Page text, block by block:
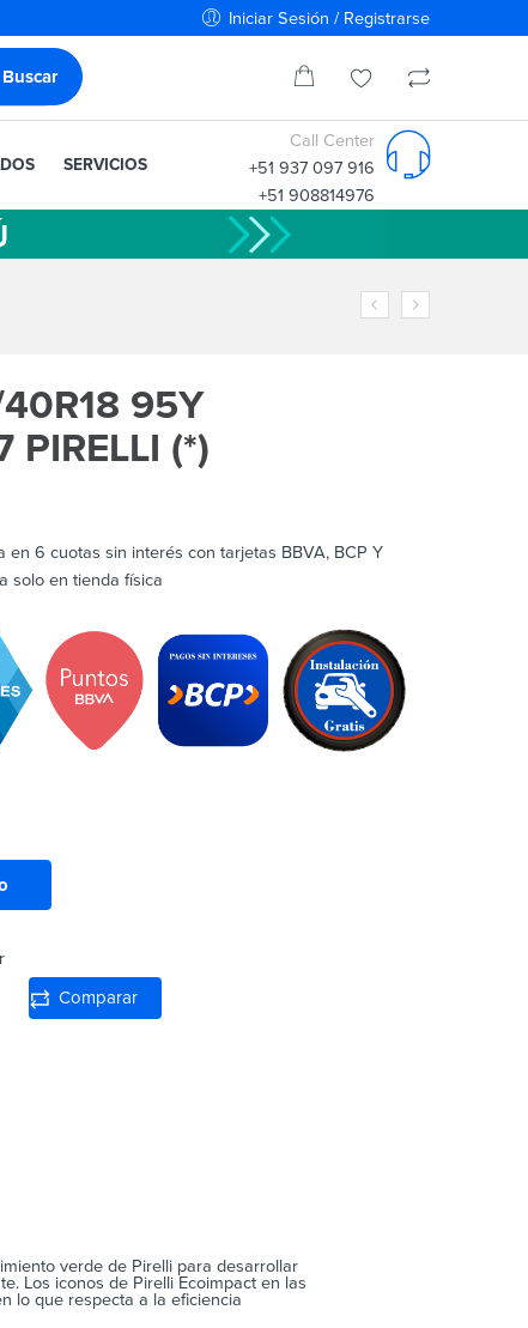
Iniciar Sesión / Registrarse
SERVICIOS
Call Center
+51 937 097 916
+51 908814976
95Y
PIRELLI (*)
en 6 cuotas sin interés con tarjetas BBVA, BCP Y
solo en tienda física
Comparar
verde de Pirelli para desarrollar
Los iconos de Pirelli Ecoimpact en las
lo que respecta a la eficiencia